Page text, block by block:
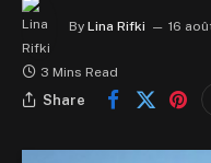
By Lina Rifki 16
3 Mins Read
Share